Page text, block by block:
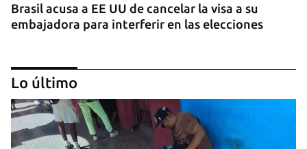
Brasil acusa a EE UU de cancelar la visa a su
embajadora para interferir en las elecciones
Lo último